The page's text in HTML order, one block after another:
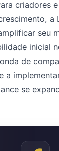
criadores
seu
inicial
de
a
se